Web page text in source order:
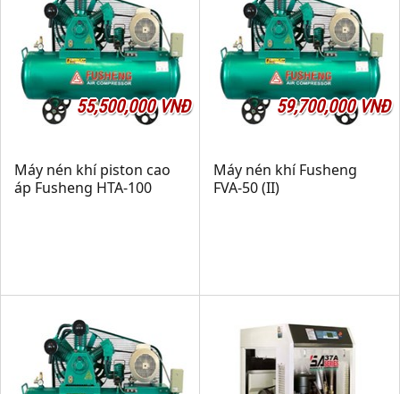
55,500,000 VNĐ
Máy nén khí piston cao
áp Fusheng HTA-100
59,700,000 VNĐ
Máy nén khí Fusheng
FVA-50 (II)